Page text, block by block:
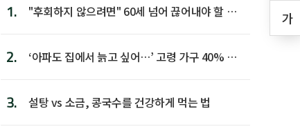
가
1.
"후회하지 않으려면" 60세 넘어 끊어내야 할 사
2.
‘아파도 집에서 늙고 싶어…’ 고령 가구 40% 노
3. 설탕 vs 소금, 콩국수를 건강하게 먹는 법